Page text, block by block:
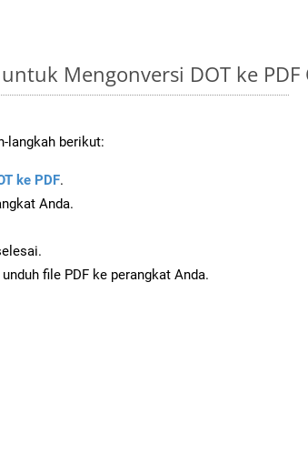
Mengonversi DOT ke
langkah berikut:
ke PDF.
Anda.
file PDF ke perangkat Anda.